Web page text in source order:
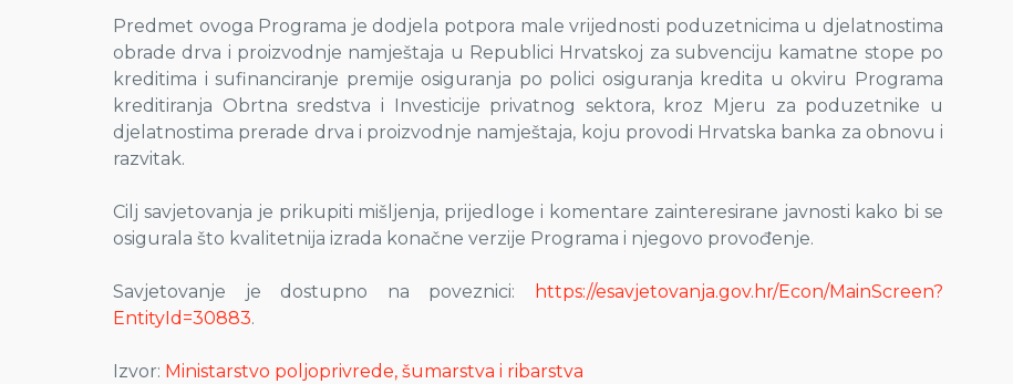
Predmet ovoga Programa je dodjela potpora male vrijednosti poduzetnicima u djelatnostima
obrade drva i proizvodnje namještaja u Republici Hrvatskoj za subvenciju kamatne stope po
kreditima i sufinanciranje premije osiguranja po polici osiguranja kredita u okviru Programa
kreditiranja Obrtna sredstva i Investicije privatnog sektora, kroz Mjeru za poduzetnike u
djelatnostima prerade drva i proizvodnje namještaja, koju provodi Hrvatska banka za obnovu i
razvitak.
Cilj savjetovanja je prikupiti mišljenja, prijedloge i komentare zainteresirane javnosti kako bi se
osigurala što kvalitetnija izrada konačne verzije Programa i njegovo provođenje.
Savjetovanje je dostupno na poveznici:
https://esavjetovanja.gov.hr/Econ/MainScreen?
EntityId=30883.
Izvor: Ministarstvo poljoprivrede, šumarstva i ribarstva